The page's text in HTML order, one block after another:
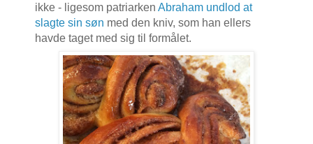
ikke - ligesom patriarken Abraham undlod at
slagte sin søn med den kniv, som han ellers
havde taget med sig til formålet.